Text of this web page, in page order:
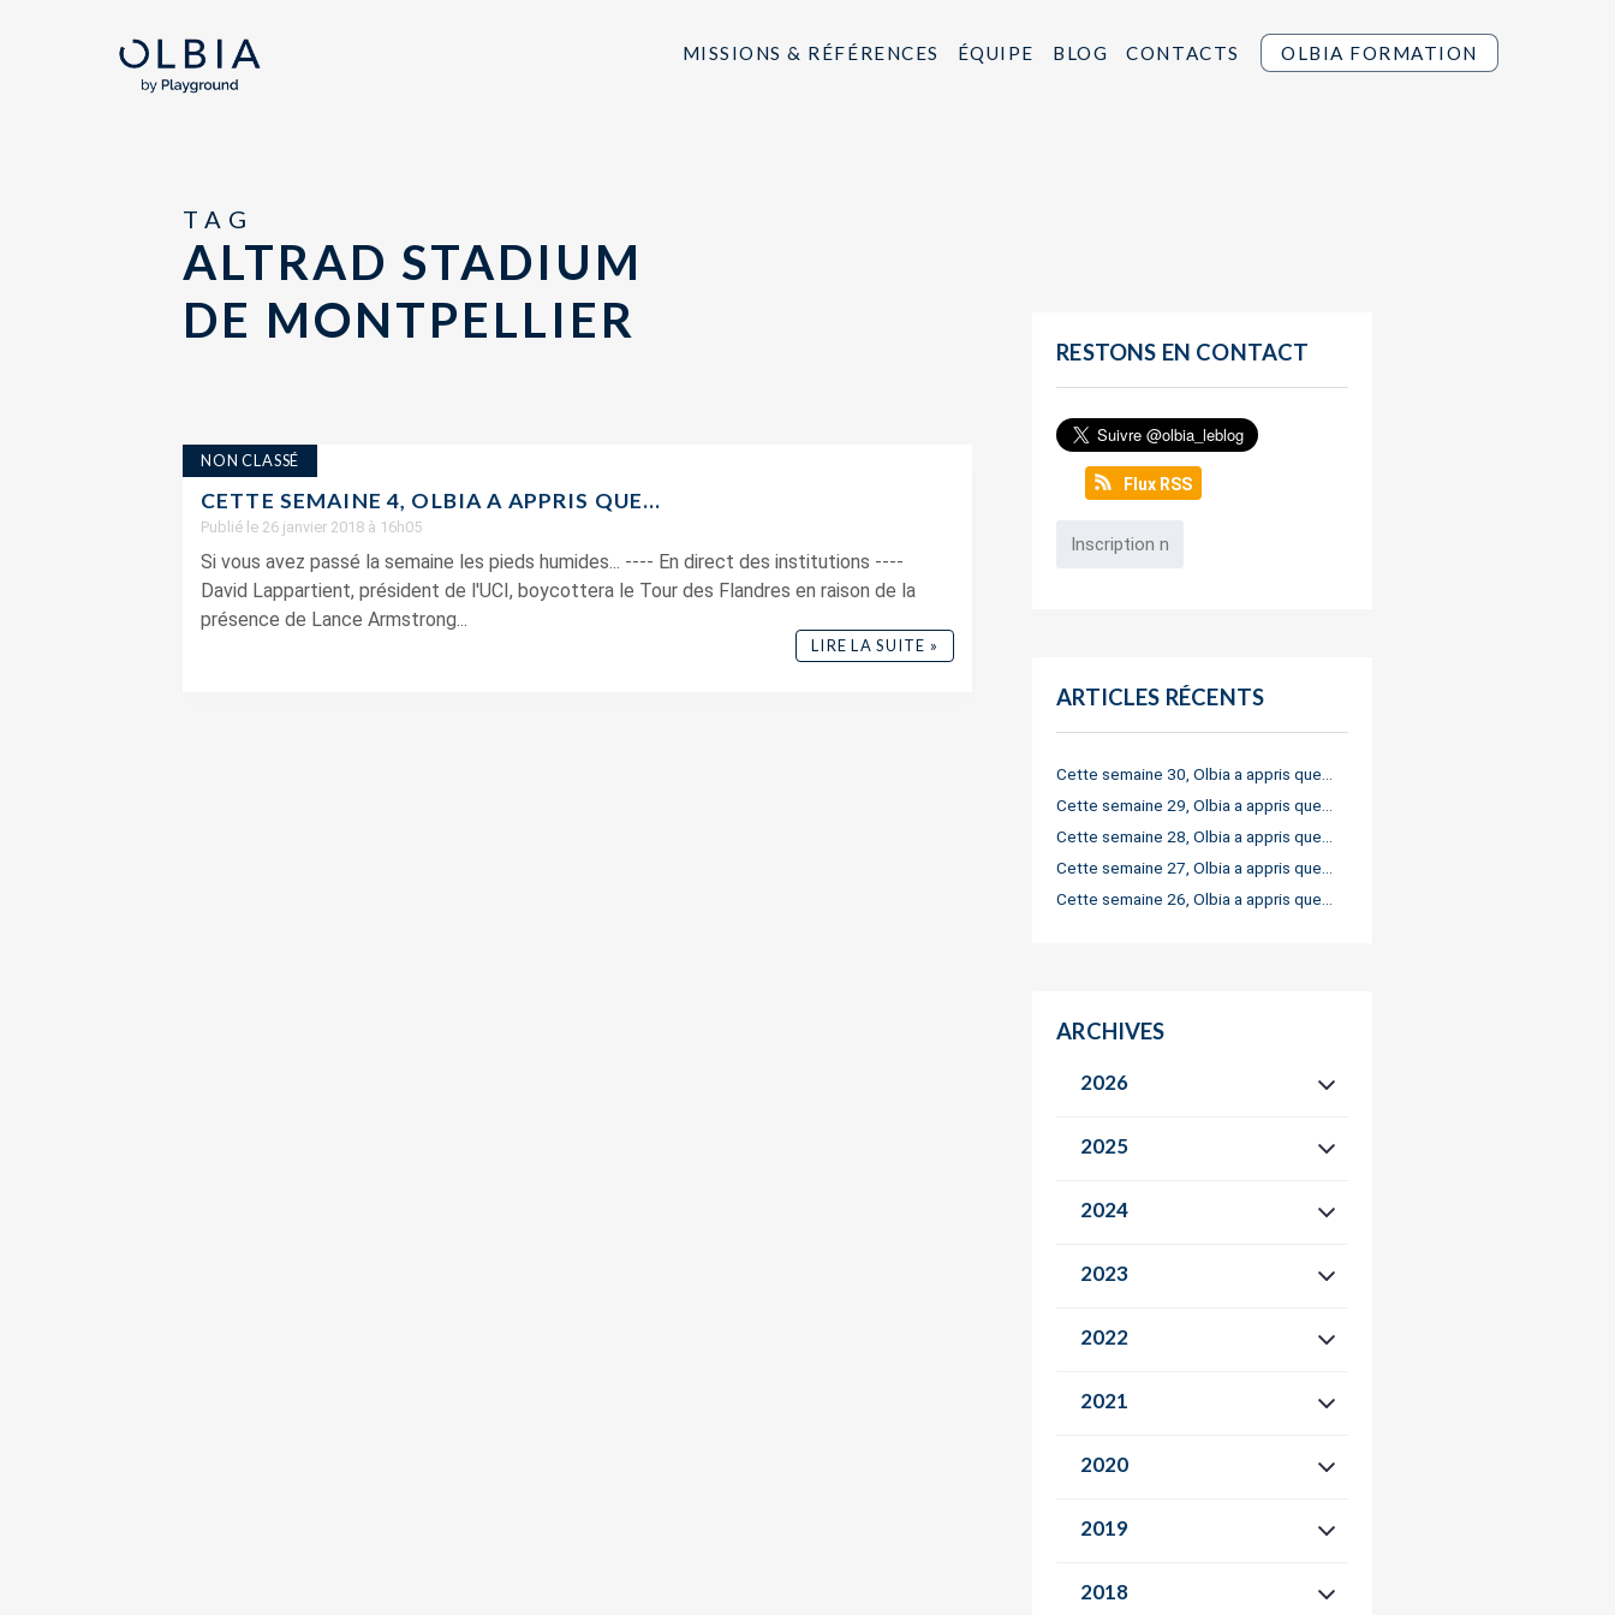
MISSIONS & RÉFÉRENCES ÉQUIPE BLOG CONTACTS OLBIA FORMATION
TAG
ALTRAD STADIUM
DE MONTPELLIER
NON CLASSÉ
CETTE SEMAINE 4, OLBIA A APPRIS QUE…
Publié le 26 janvier 2018 à 16h05
Si vous avez passé la semaine les pieds humides... ---- En direct des institutions ----
David Lappartient, président de l'UCI, boycottera le Tour des Flandres en raison de la
présence de Lance Armstrong...
LIRE LA SUITE »
RESTONS EN CONTACT
Flux RSS
ARTICLES RÉCENTS
Cette semaine 30, Olbia a appris que…
Cette semaine 29, Olbia a appris que…
Cette semaine 28, Olbia a appris que…
Cette semaine 27, Olbia a appris que…
Cette semaine 26, Olbia a appris que…
ARCHIVES
2026
2025
2024
2023
2022
2021
2020
2019
2018